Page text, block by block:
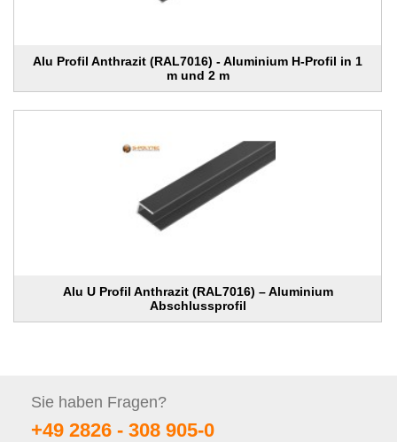
Alu Profil Anthrazit (RAL7016) - Aluminium H-Profil in 1
m und 2 m
Alu U Profil Anthrazit (RAL7016) – Aluminium
Abschlussprofil
Sie haben Fragen?
+49 2826 - 308 905-0